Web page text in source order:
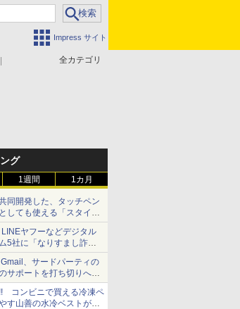
Impress サイト
全カテゴリ
グ
1週間 1カ月
同開発した、タッチペン
しても使える「スタイラ
iPadにも紙にも、持ち替
ヤフーなどデジタル
5社に「なりすまし詐欺
著名人の写真や映像を
の対策として
、サードパーティの
サポートを打ち切りへ
コンビニで買える冷凍ペ
す山善の水冷ベストがロ